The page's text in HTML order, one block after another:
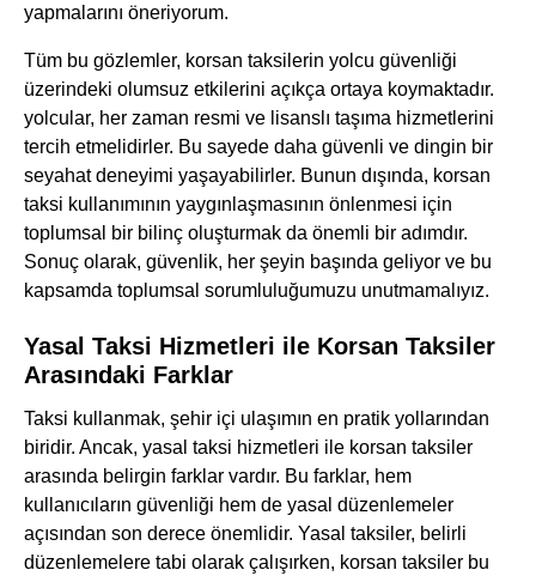
yapmalarını öneriyorum.
Tüm bu gözlemler, korsan taksilerin yolcu güvenliği
üzerindeki olumsuz etkilerini açıkça ortaya koymaktadır.
yolcular, her zaman resmi ve lisanslı taşıma hizmetlerini
tercih etmelidirler. Bu sayede daha güvenli ve dingin bir
seyahat deneyimi yaşayabilirler. Bunun dışında, korsan
taksi kullanımının yaygınlaşmasının önlenmesi için
toplumsal bir bilinç oluşturmak da önemli bir adımdır.
Sonuç olarak, güvenlik, her şeyin başında geliyor ve bu
kapsamda toplumsal sorumluluğumuzu unutmamalıyız.
Yasal Taksi Hizmetleri ile Korsan Taksiler
Arasındaki Farklar
Taksi kullanmak, şehir içi ulaşımın en pratik yollarından
biridir. Ancak, yasal taksi hizmetleri ile korsan taksiler
arasında belirgin farklar vardır. Bu farklar, hem
kullanıcıların güvenliği hem de yasal düzenlemeler
açısından son derece önemlidir. Yasal taksiler, belirli
düzenlemelere tabi olarak çalışırken, korsan taksiler bu